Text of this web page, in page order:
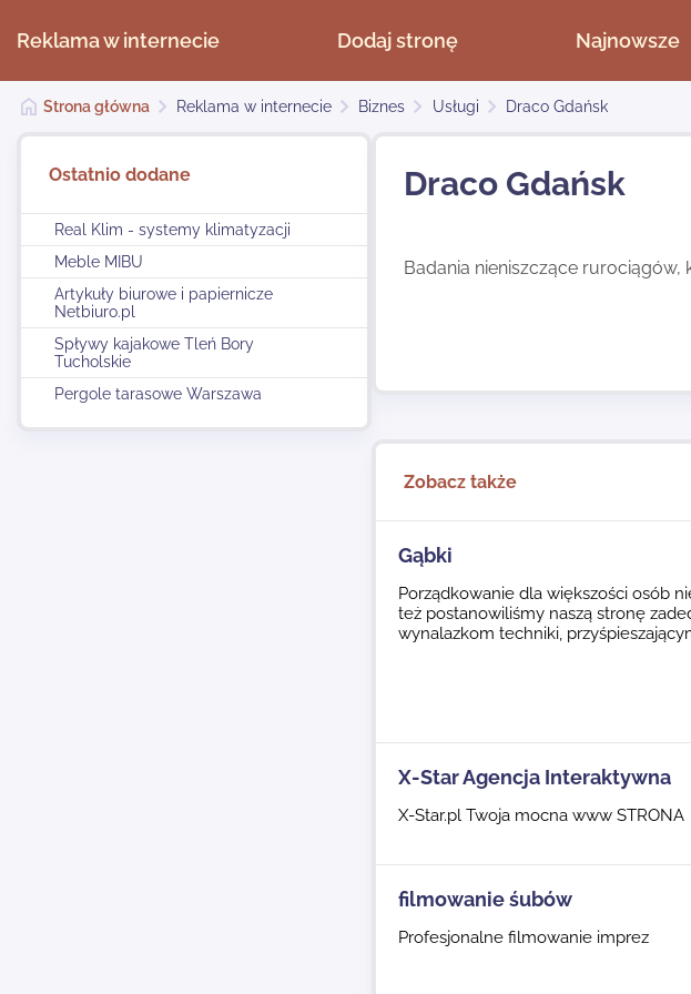
Reklama w internecie Dodaj stronę Najnowsze
Strona główna Reklama w internecie Biznes Usługi Draco Gdańsk
Ostatnio dodane
Real Klim - systemy klimatyzacji
Meble MIBU
Artykuły biurowe i papiernicze
Netbiuro.pl
Spływy kajakowe Tleń Bory
Tucholskie
Pergole tarasowe Warszawa
Draco Gdańsk
Badania nieniszczące
Zobacz także
Gąbki
Porządkowanie dla większości osób
też postanowiliśmy naszą stronę
wynalazkom techniki,
X-Star Agencja Interaktywna
X-Star.pl Twoja mocna www STRONA
filmowanie śubów
Profesjonalne filmowanie imprez